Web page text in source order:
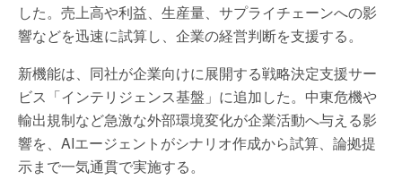
した。売上高や利益、生産量、サプライチェーンへの影
響などを迅速に試算し、企業の経営判断を支援する。
新機能は、同社が企業向けに展開する戦略決定支援サー
ビス「インテリジェンス基盤」に追加した。中東危機や
輸出規制など急激な外部環境変化が企業活動へ与える影
響を、AIエージェントがシナリオ作成から試算、論拠提
示まで一気通貫で実施する。